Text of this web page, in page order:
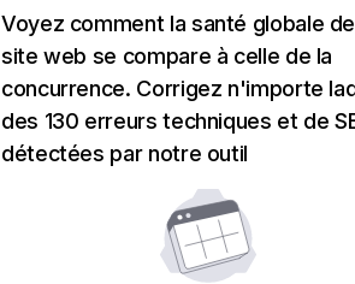
Voyez comment la santé globale
site web se compare à celle de la
concurrence. Corrigez n'importe
des 130 erreurs techniques et de
détectées par notre outil